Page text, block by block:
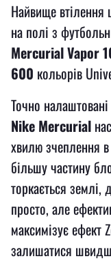
Найвище втілення
на полі з
Mercurial Vapor
600 кольорів
Точно
Nike Mercurial
хвилю зчеплення
більшу частину
торкається землі,
просто, але
максимізує
залишатися